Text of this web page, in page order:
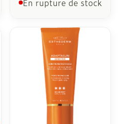
En rupture de stock